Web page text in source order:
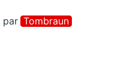
par Tombraun